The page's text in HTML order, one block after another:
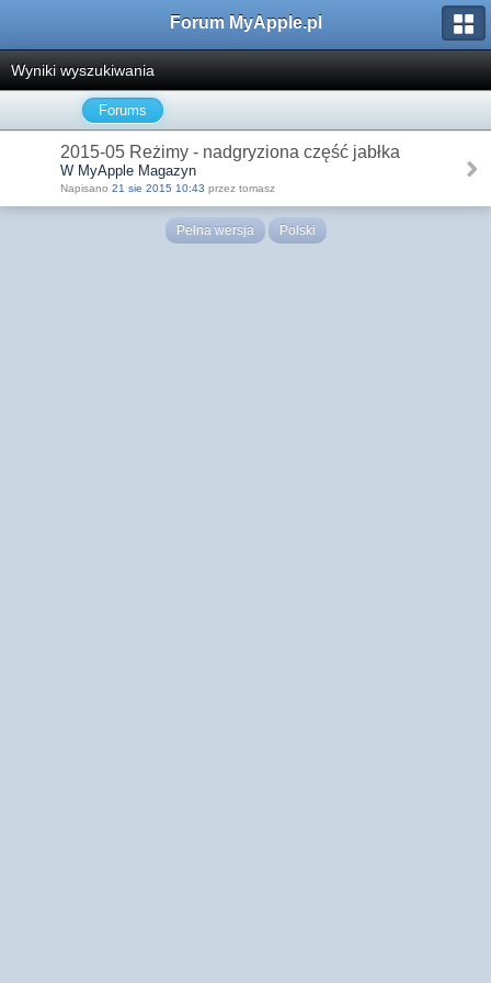
Forum MyApple.pl
Wyniki wyszukiwania
Forums
2015-05 Reżimy - nadgryziona część jabłka
W MyApple Magazyn
Napisano 21 sie 2015 10:43 przez tomasz
Pełna wersja Polski